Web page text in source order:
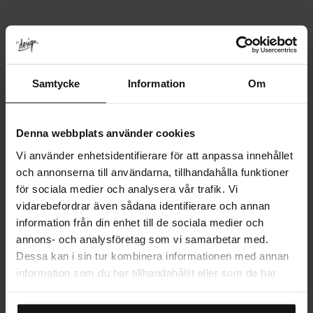
Samtycke Information Om
Denna webbplats använder cookies
Vi använder enhetsidentifierare för att anpassa innehållet
och annonserna till användarna, tillhandahålla funktioner
för sociala medier och analysera vår trafik. Vi
vidarebefordrar även sådana identifierare och annan
information från din enhet till de sociala medier och
annons- och analysföretag som vi samarbetar med.
Dessa kan i sin tur kombinera informationen med annan
information som du har tillhandahållit eller som de har